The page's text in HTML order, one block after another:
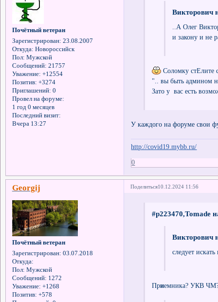
Почётный ветеран
Зарегистрирован: 23.08.2007
Откуда: Новороссийск
Пол: Мужской
Сообщений: 21757
Уважение: +12554
Позитив: +3274
Приглашений: 0
Провел на форуме:
1 год 0 месяцев
Последний визит:
Вчера 13:27
Викторович
..А Олег
и закону и не
Соломку стЕлите
".. вы быть админом
Зато у вас есть
У каждого на форуме свои
http://covid19.mybb.ru/
0
Поделиться10.12.2024 11:56
Georgij
Почётный ветеран
Зарегистрирован: 03.07.2018
Откуда:
Пол: Мужской
Сообщений: 1272
Уважение: +1268
Позитив: +578
#p223470,Tomade
Викторович
следует
Приемника? УКВ